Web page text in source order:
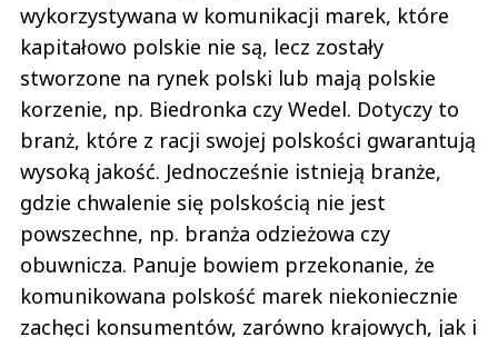
wykorzystywana w komunikacji marek, które
kapitałowo polskie nie są, lecz zostały
stworzone na rynek polski lub mają polskie
korzenie, np. Biedronka czy Wedel. Dotyczy to
branż, które z racji swojej polskości gwarantują
wysoką jakość. Jednocześnie istnieją branże,
gdzie chwalenie się polskością nie jest
powszechne, np. branża odzieżowa czy
obuwnicza. Panuje bowiem przekonanie, że
komunikowana polskość marek niekoniecznie
zachęci konsumentów, zarówno krajowych, jak i